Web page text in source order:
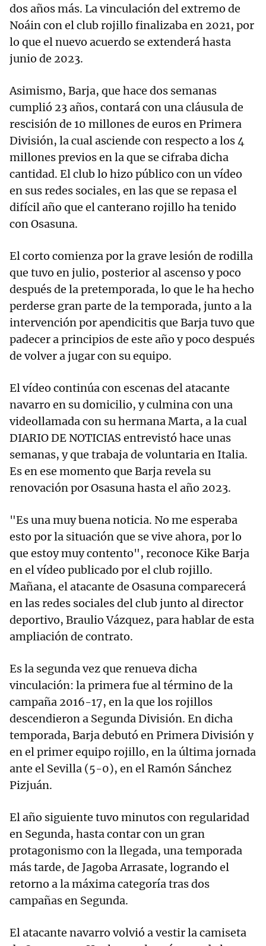
dos años más. La vinculación del extremo de
Noáin con el club rojillo finalizaba en 2021, por
lo que el nuevo acuerdo se extenderá hasta
junio de 2023.
Asimismo, Barja, que hace dos semanas
cumplió 23 años, contará con una cláusula de
rescisión de 10 millones de euros en Primera
División, la cual asciende con respecto a los 4
millones previos en la que se cifraba dicha
cantidad. El club lo hizo público con un vídeo
en sus redes sociales, en las que se repasa el
difícil año que el canterano rojillo ha tenido
con Osasuna.
El corto comienza por la grave lesión de rodilla
que tuvo en julio, posterior al ascenso y poco
después de la pretemporada, lo que le ha hecho
perderse gran parte de la temporada, junto a la
intervención por apendicitis que Barja tuvo que
padecer a principios de este año y poco después
de volver a jugar con su equipo.
El vídeo continúa con escenas del atacante
navarro en su domicilio, y culmina con una
videollamada con su hermana Marta, a la cual
DIARIO DE NOTICIAS entrevistó hace unas
semanas, y que trabaja de voluntaria en Italia.
Es en ese momento que Barja revela su
renovación por Osasuna hasta el año 2023.
"Es una muy buena noticia. No me esperaba
esto por la situación que se vive ahora, por lo
que estoy muy contento", reconoce Kike Barja
en el vídeo publicado por el club rojillo.
Mañana, el atacante de Osasuna comparecerá
en las redes sociales del club junto al director
deportivo, Braulio Vázquez, para hablar de esta
ampliación de contrato.
Es la segunda vez que renueva dicha
vinculación: la primera fue al término de la
campaña 2016-17, en la que los rojillos
descendieron a Segunda División. En dicha
temporada, Barja debutó en Primera División y
en el primer equipo rojillo, en la última jornada
ante el Sevilla (5-0), en el Ramón Sánchez
Pizjuán.
El año siguiente tuvo minutos con regularidad
en Segunda, hasta contar con un gran
protagonismo con la llegada, una temporada
más tarde, de Jagoba Arrasate, logrando el
retorno a la máxima categoría tras dos
campañas en Segunda.
El atacante navarro volvió a vestir la camiseta